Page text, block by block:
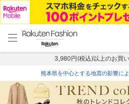
menu home
トップ
3,980円(税込)以上のお買
熊本県を中心とする地震の影響に